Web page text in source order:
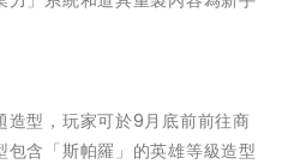
造型，玩家可於9月底前前往商
含「斯帕羅」的英雄等級造型